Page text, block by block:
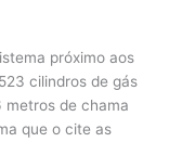
próximo aos
cilindros de gás
de chama
que o cite as